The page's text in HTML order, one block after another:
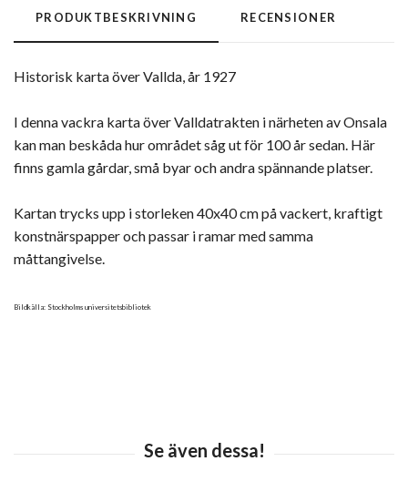
PRODUKTBESKRIVNING RECENSIONER
Historisk karta över Vallda, år 1927
I denna vackra karta över Valldatrakten i närheten av Onsala
kan man beskåda hur området såg ut för 100 år sedan. Här
finns gamla gårdar, små byar och andra spännande platser.
Kartan trycks upp i storleken 40x40 cm på vackert, kraftigt
konstnärspapper och passar i ramar med samma
måttangivelse.
Bildkälla: Stockholms universitetsbibliotek